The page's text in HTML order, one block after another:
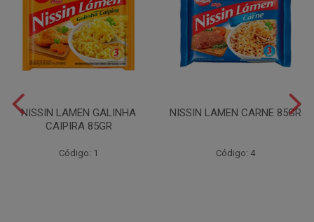
NISSIN LAMEN GALINHA
CAIPIRA 85GR
Código: 1
NISSIN LAMEN CARNE 85GR
Código: 4